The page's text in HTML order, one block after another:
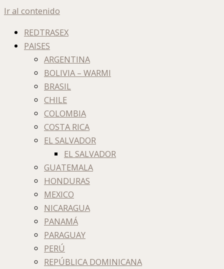
Ir al contenido
REDTRASEX
PAISES
ARGENTINA
BOLIVIA – WARMI
BRASIL
CHILE
COLOMBIA
COSTA RICA
EL SALVADOR
EL SALVADOR
GUATEMALA
HONDURAS
MEXICO
NICARAGUA
PANAMÁ
PARAGUAY
PERÚ
REPÚBLICA DOMINICANA